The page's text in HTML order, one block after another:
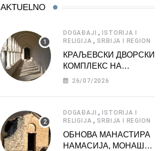
AKTUELNO
DOGAĐAJI , ISTORIJA I
RELIGIJA , SRBIJA I REGION
КРАЉЕВСКИ ДВОРСКИ
КОМПЛЕКС НА
ДЕДИЊУ –
АТРАКЦИЈА
26/07/2026
DOGAĐAJI , ISTORIJA I
RELIGIJA , SRBIJA I REGION
ОБНОВА МАНАСТИРА
НАМАСИЈА, МОНАШКЕ